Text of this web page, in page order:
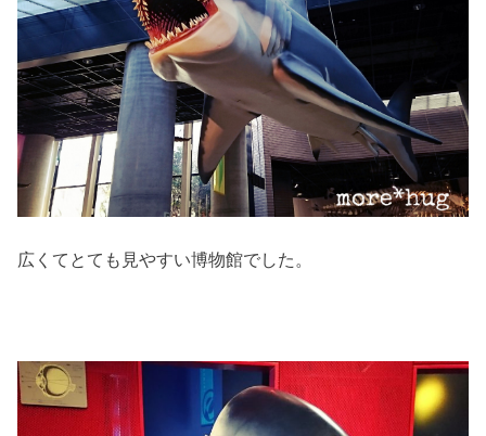
広くてとても見やすい博物館でした。